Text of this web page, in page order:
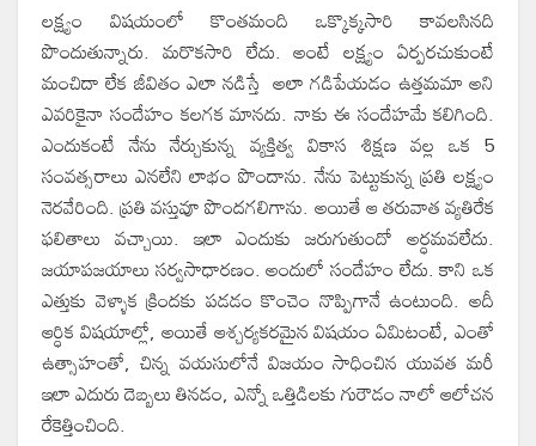
లక్ష్యం విషయంలో కొంతమంది ఒక్కొక్కసారి కావలసినది
పొందుతున్నారు. మరొకసారి లేదు. అంటే లక్ష్యం ఏర్పరచుకుంటే
మంచిదా లేక జీవితం ఎలా నడిస్తే అలా గడిపేయడం ఉత్తమమా అని
ఎవరికైనా సందేహం కలగక మానదు. నాకు ఈ సందేహమే కలిగింది.
ఎందుకంటే నేను నేర్చుకున్న వ్యక్తిత్వ వికాస శిక్షణ వల్ల ఒక 5
సంవత్సరాలు ఎనలేని లాభం పొందాను. నేను పెట్టుకున్న ప్రతి లక్ష్యం
నెరవేరింది. ప్రతి వస్తువూ పొందగలిగాను. అయితే ఆ తరువాత వ్యతిరేక
ఫలితాలు వచ్చాయి. ఇలా ఎందుకు జరుగుతుందో అర్ధమవలేదు.
జయాపజయాలు సర్వసాధారణం. అందులో సందేహం లేదు. కాని ఒక
ఎత్తుకు వెళ్ళాక క్రిందకు పడడం కొంచెం నొప్పిగానే ఉంటుంది. అదీ
ఆర్ధిక విషయాల్లో, అయితే ఆశ్చర్యకరమైన విషయం ఏమిటంటే, ఎంతో
ఉత్సాహంతో, చిన్న వయసులోనే విజయం సాధించిన యువత మరీ
ఇలా ఎదురు దెబ్బలు తినడం, ఎన్నో ఒత్తిడిలకు గురౌడం నాలో ఆలోచన
రేకెత్తించింది.